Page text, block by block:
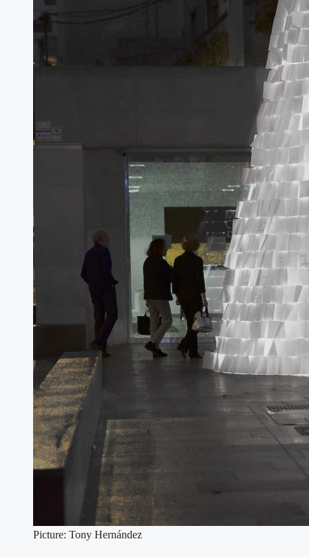
Picture: Tony Hernández